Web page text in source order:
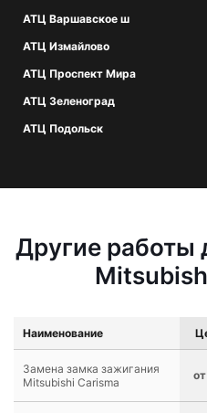
АТЦ Варшавское ш
АТЦ Измайлово
АТЦ Проспект Мира
АТЦ Зеленоград
АТЦ Подольск
Другие работы
Наименование
Замена замка зажигания
Mitsubishi Carisma